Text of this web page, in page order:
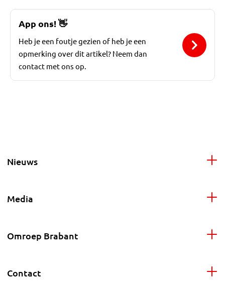
App ons!👋
Heb je een foutje gezien of heb je een
opmerking over dit artikel? Neem dan
contact met ons op.
Nieuws
Media
Omroep Brabant
Contact